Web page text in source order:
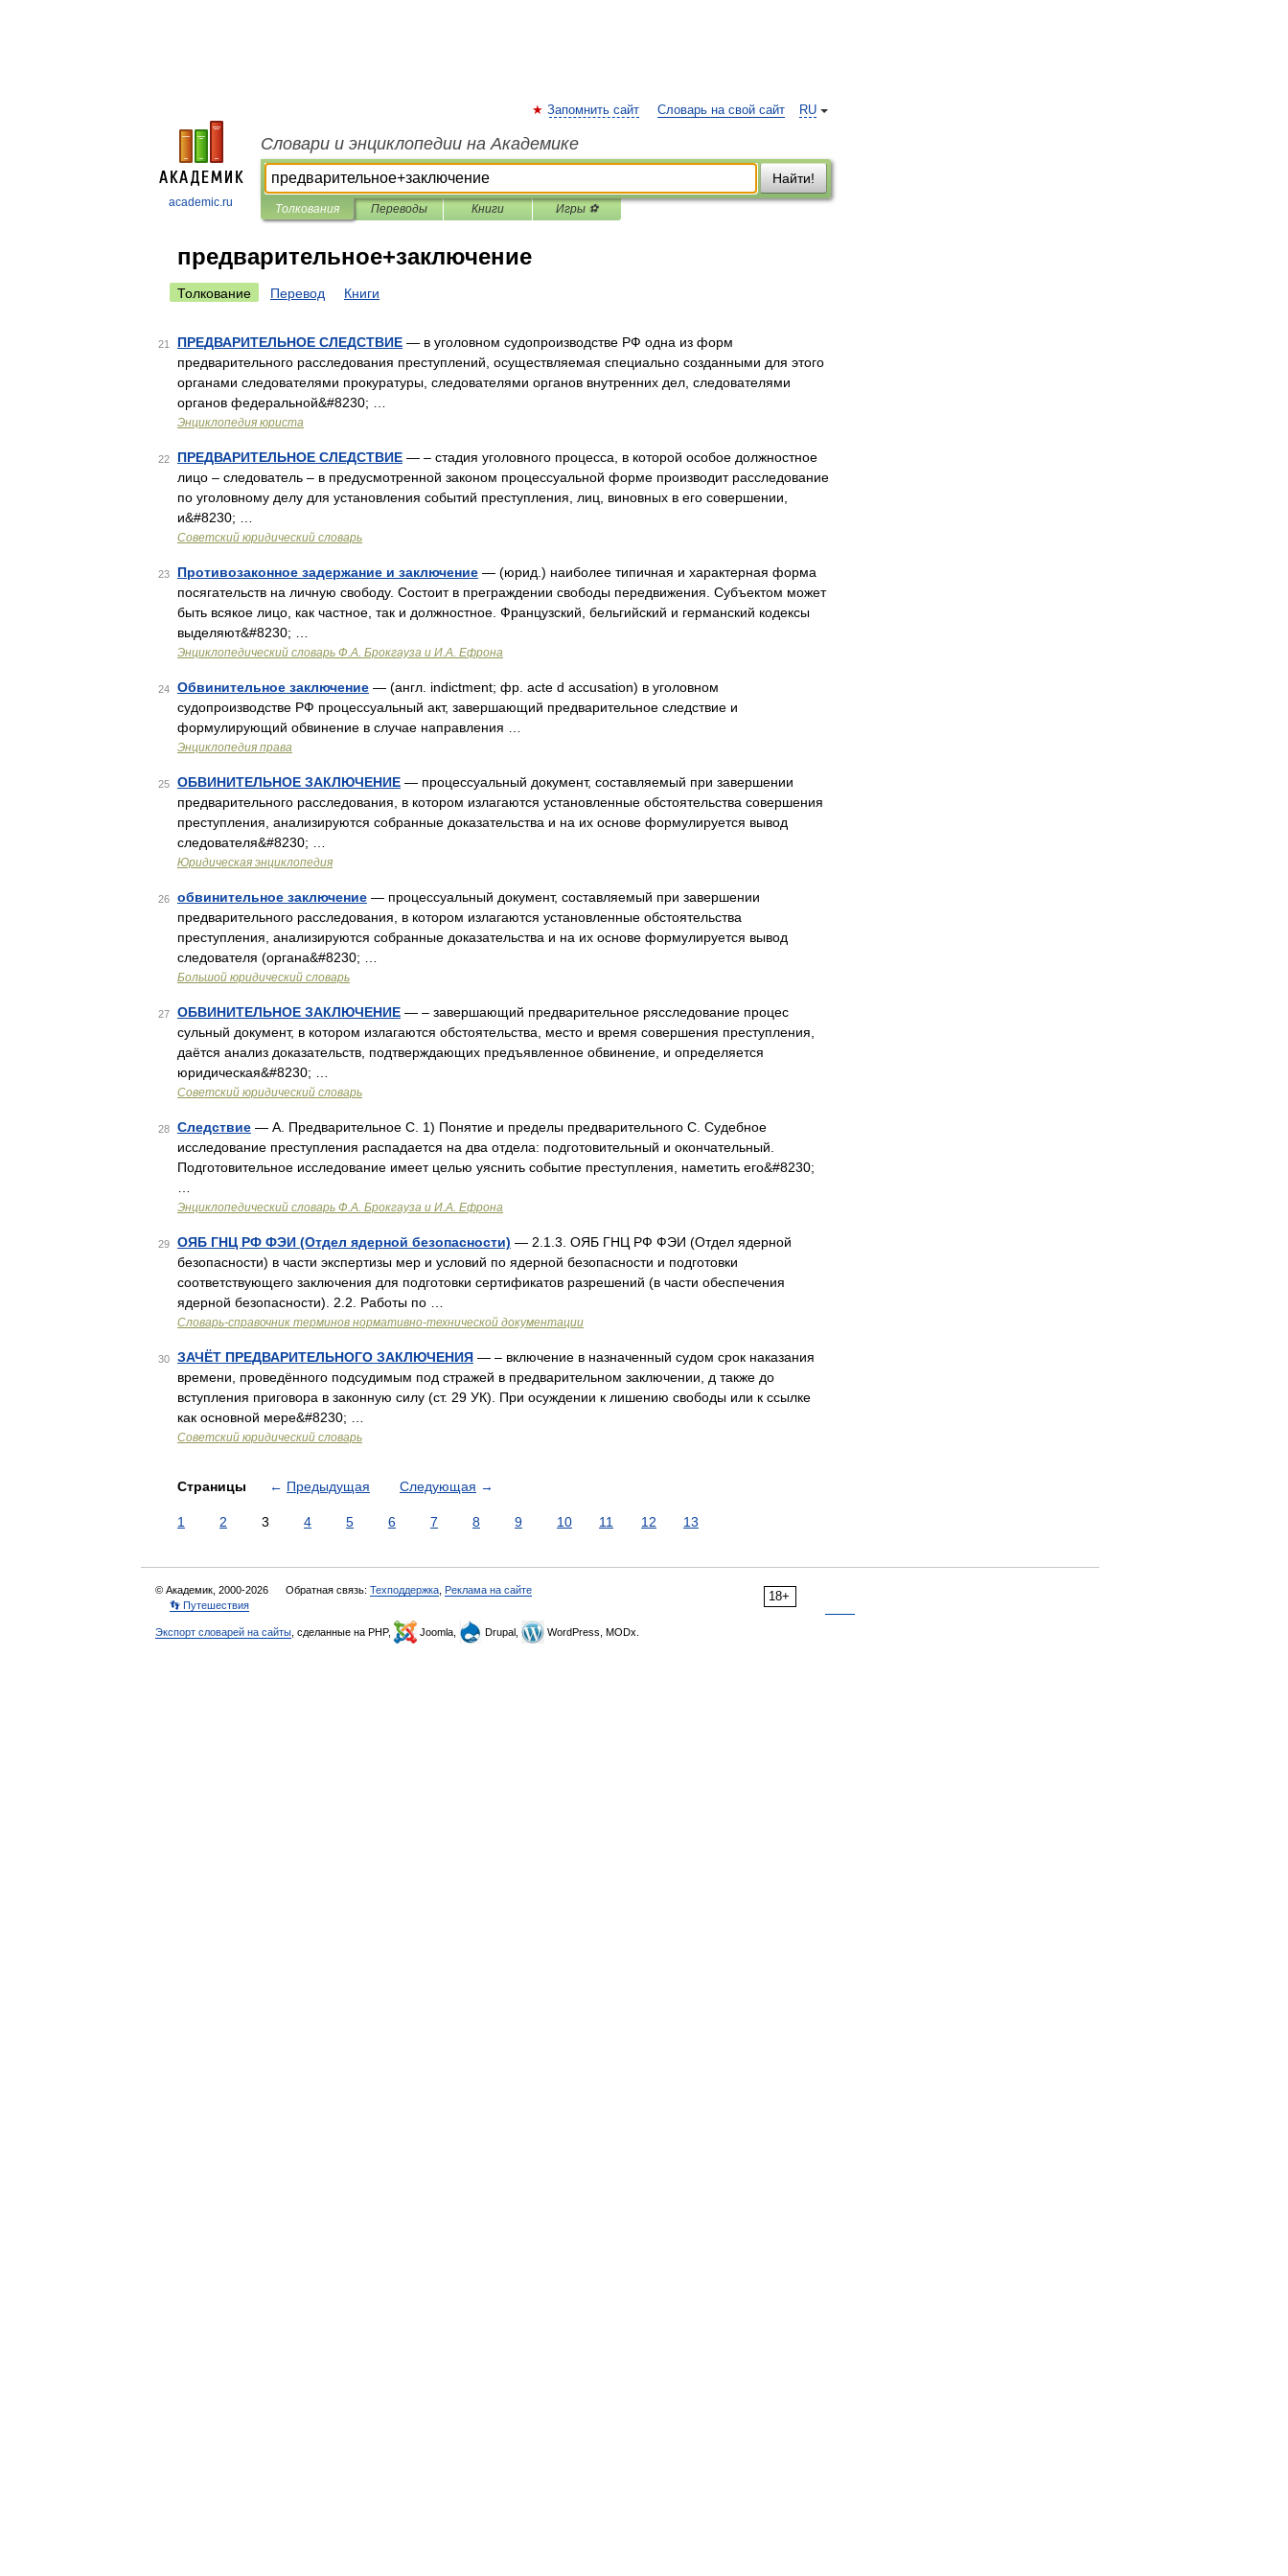
academic.ru
RU
Запомнить сайт Словарь на свой сайт
Словари и энциклопедии на Академике
Найти!
Толкования Переводы Книги Игры ⚽
предварительное+заключение
Толкование Перевод Книги
21 ПРЕДВАРИТЕЛЬНОЕ СЛЕДСТВИЕ — в уголовном судопроизводстве РФ одна из форм
предварительного расследования преступлений, осуществляемая специально созданными для этого
органами следователями прокуратуры, следователями органов внутренних дел, следователями
органов федеральной&#8230; …
Энциклопедия юриста
22 ПРЕДВАРИТЕЛЬНОЕ СЛЕДСТВИЕ — – стадия уголовного процесса, в которой особое должностное
лицо – следователь – в предусмотренной законом процессуальной форме производит расследование
по уголовному делу для установления событий преступления, лиц, виновных в его совершении,
и&#8230; …
Советский юридический словарь
23 Противозаконное задержание и заключение — (юрид.) наиболее типичная и характерная форма
посягательств на личную свободу. Состоит в преграждении свободы передвижения. Субъектом может
быть всякое лицо, как частное, так и должностное. Французский, бельгийский и германский кодексы
выделяют&#8230; …
Энциклопедический словарь Ф.А. Брокгауза и И.А. Ефрона
24 Обвинительное заключение — (англ. indictment; фр. acte d accusation) в уголовном
судопроизводстве РФ процессуальный акт, завершающий предварительное следствие и
формулирующий обвинение в случае направления …
Энциклопедия права
25 ОБВИНИТЕЛЬНОЕ ЗАКЛЮЧЕНИЕ — процессуальный документ, составляемый при завершении
предварительного расследования, в котором излагаются установленные обстоятельства совершения
преступления, анализируются собранные доказательства и на их основе формулируется вывод
следователя&#8230; …
Юридическая энциклопедия
26 обвинительное заключение — процессуальный документ, составляемый при завершении
предварительного расследования, в котором излагаются установленные обстоятельства
преступления, анализируются собранные доказательства и на их основе формулируется вывод
следователя (органа&#8230; …
Большой юридический словарь
27 ОБВИНИТЕЛЬНОЕ ЗАКЛЮЧЕНИЕ — – завершающий предварительное рясследование процес
сульный документ, в котором излагаются обстоятельства, место и время совершения преступления,
даётся анализ доказательств, подтверждающих предъявленное обвинение, и определяется
юридическая&#8230; …
Советский юридический словарь
28 Следствие — А. Предварительное С. 1) Понятие и пределы предварительного С. Судебное
исследование преступления распадается на два отдела: подготовительный и окончательный.
Подготовительное исследование имеет целью уяснить событие преступления, наметить его&#8230;
Энциклопедический словарь Ф.А. Брокгауза и И.А. Ефрона
29 ОЯБ ГНЦ РФ ФЭИ (Отдел ядерной безопасности) — 2.1.3. ОЯБ ГНЦ РФ ФЭИ (Отдел ядерной
безопасности) в части экспертизы мер и условий по ядерной безопасности и подготовки
соответствующего заключения для подготовки сертификатов разрешений (в части обеспечения
ядерной безопасности). 2.2. Работы по …
Словарь-справочник терминов нормативно-технической документации
30 ЗАЧЁТ ПРЕДВАРИТЕЛЬНОГО ЗАКЛЮЧЕНИЯ — – включение в назначенный судом срок наказания
времени, проведённого подсудимым под стражей в предварительном заключении, д также до
вступления приговора в законную силу (ст. 29 УК). При осуждении к лишению свободы или к ссылке
как основной мере&#8230; …
Советский юридический словарь
Страницы ← Предыдущая Следующая →
1 2 3 4 5 6 7 8 9 10 11 12 13
18+
© Академик, 2000-2026 Обратная связь: Техподдержка Реклама на сайте
👣 Путешествия
Экспорт словарей на сайты , сделанные на PHP, Joomla, Drupal, WordPress, MODx.